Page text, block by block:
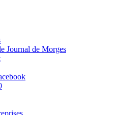
Journal de Morges